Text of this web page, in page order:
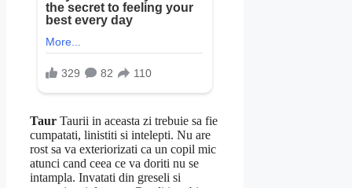
Taur Taurii in aceasta zi trebuie sa fie
cumpatati, linistiti si intelepti. Nu are
rost sa va exteriorizati ca un copil mic
atunci cand ceea ce va doriti nu se
intampla. Invatati din greseli si